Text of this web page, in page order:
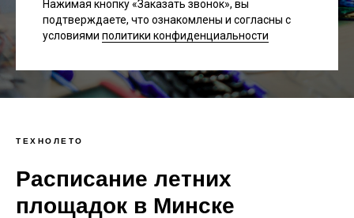
Нажимая кнопку «Заказать звонок», вы
подтверждаете, что ознакомлены и согласны с
условиями политики конфиденциальности
ТЕХНОЛЕТО
Расписание летних
площадок в Минске